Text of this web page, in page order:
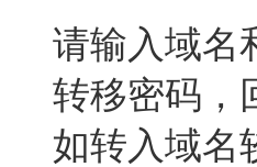
请输入域名
转移密码，
如转入域名